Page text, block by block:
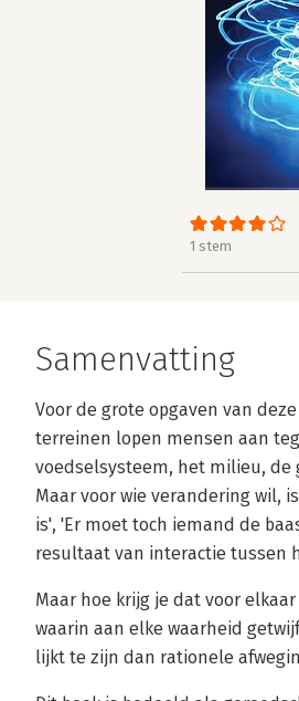
1 stem
Samenvatting
Voor de grote opgaven van
terreinen lopen mensen aan
voedselsysteem, het milieu,
Maar voor wie verandering wil,
is', 'Er moet toch iemand de
resultaat van interactie tussen
Maar hoe krijg je dat voor
waarin aan elke waarheid
lijkt te zijn dan rationele